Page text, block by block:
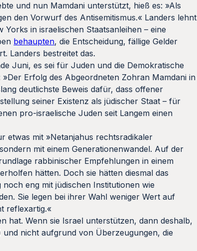
und nun Mamdani unterstützt, hieß es: »Als
den Vorwurf des Antisemitismus.« Landers lehnt
in israelischen Staatsanleihen – eine
behaupten, die Entscheidung, fällige Gelder
Landers bestreitet das.
Juni, es sei für Juden und die Demokratische
Erfolg des Abgeordneten Zohran Mamdani in
deutlichste Beweis dafür, dass offener
seiner Existenz als jüdischer Staat – für
pro-israelische Juden seit Langem einen
etwas mit »Netanjahus rechtsradikaler
mit einem Generationenwandel. Auf der
rabbinischer Empfehlungen in einem
hätten. Doch sie hätten diesmal das
eng mit jüdischen Institutionen wie
Sie legen bei ihrer Wahl weniger Wert auf
reflexartig.«
hat. Wenn sie Israel unterstützen, dann deshalb,
nicht aufgrund von Überzeugungen, die